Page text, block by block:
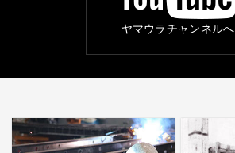
ヤマウラチャンネルへ